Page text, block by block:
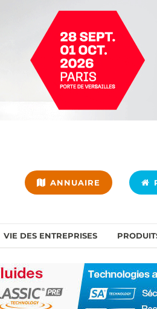
ANNUAIRE
VIE DES ENTREPRISES